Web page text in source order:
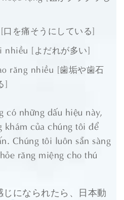
を痛そうにしている]
nhiều [よだれが多い]
răng nhiều [歯垢や歯石
]
có những dấu hiệu này,
khám của chúng tôi để
Chúng tôi luôn sẵn sàng
răng miệng cho thú
になられたら、日本動